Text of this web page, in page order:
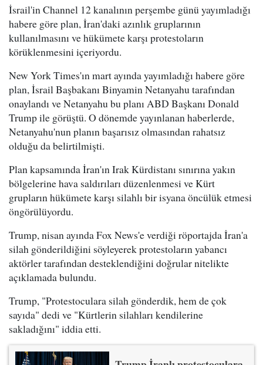
İsrail'in Channel 12 kanalının perşembe günü yayımladığı
habere göre plan, İran'daki azınlık gruplarının
kullanılmasını ve hükümete karşı protestoların
körüklenmesini içeriyordu.
New York Times'ın mart ayında yayımladığı habere göre
plan, İsrail Başbakanı Binyamin Netanyahu tarafından
onaylandı ve Netanyahu bu planı ABD Başkanı Donald
Trump ile görüştü. O dönemde yayınlanan haberlerde,
Netanyahu'nun planın başarısız olmasından rahatsız
olduğu da belirtilmişti.
Plan kapsamında İran'ın Irak Kürdistanı sınırına yakın
bölgelerine hava saldırıları düzenlenmesi ve Kürt
grupların hükümete karşı silahlı bir isyana öncülük etmesi
öngörülüyordu.
Trump, nisan ayında Fox News'e verdiği röportajda İran'a
silah gönderildiğini söyleyerek protestoların yabancı
aktörler tarafından desteklendiğini doğrular nitelikte
açıklamada bulundu.
Trump, "Protestoculara silah gönderdik, hem de çok
sayıda" dedi ve "Kürtlerin silahları kendilerine
sakladığını" iddia etti.